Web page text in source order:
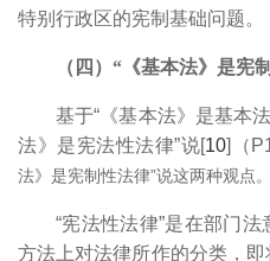
特别行政区的宪制基础问题。
（四）“《基本法》是宪
基于“《基本法》是基本
法》是宪法性法律”说[10]（
法》是宪制性法律”说这两种观点。
“宪法性法律”是在部门
方法上对法律所作的分类，